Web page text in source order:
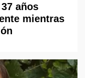
años
mientras